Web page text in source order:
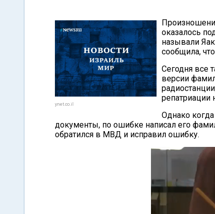
ynet.co.il
оказалось
называли
сообщила,
Сегодня все
версии
репатриации
Однако
документы, по ошибке написал его
обратился в МВД и исправил ошибку.